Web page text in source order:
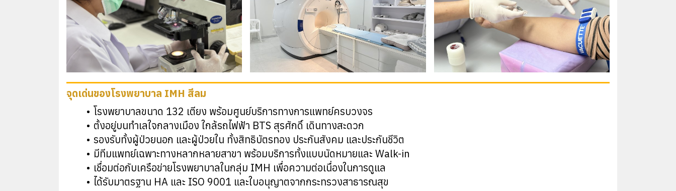
จุดเด่นของโรงพยาบาล IMH สีลม
โรงพยาบาลขนาด 132 เตียง พร้อมศูนย์บริการทางการแพทย์ครบวงจร
ตั้งอยู่บนทำเลใจกลางเมือง ใกล้รถไฟฟ้า BTS สุรศักดิ์ เดินทางสะดวก
รองรับทั้งผู้ป่วยนอก และผู้ป่วยใน ทั้งสิทธิบัตรทอง ประกันสังคม และประกันชีวิต
มีทีมแพทย์เฉพาะทางหลากหลายสาขา พร้อมบริการทั้งแบบนัดหมายและ Walk-in
เชื่อมต่อกับเครือข่ายโรงพยาบาลในกลุ่ม IMH เพื่อความต่อเนื่องในการดูแล
ได้รับมาตรฐาน HA และ ISO 9001 และใบอนุญาตจากกระทรวงสาธารณสุข